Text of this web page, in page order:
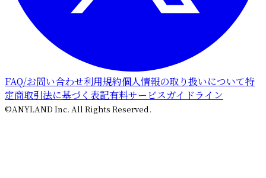
FAQ/お問い合わせ利用規約個人情報の取り扱いについて特
定商取引法に基づく表記有料サービスガイドライン
©ANYLAND Inc. All Rights Reserved.